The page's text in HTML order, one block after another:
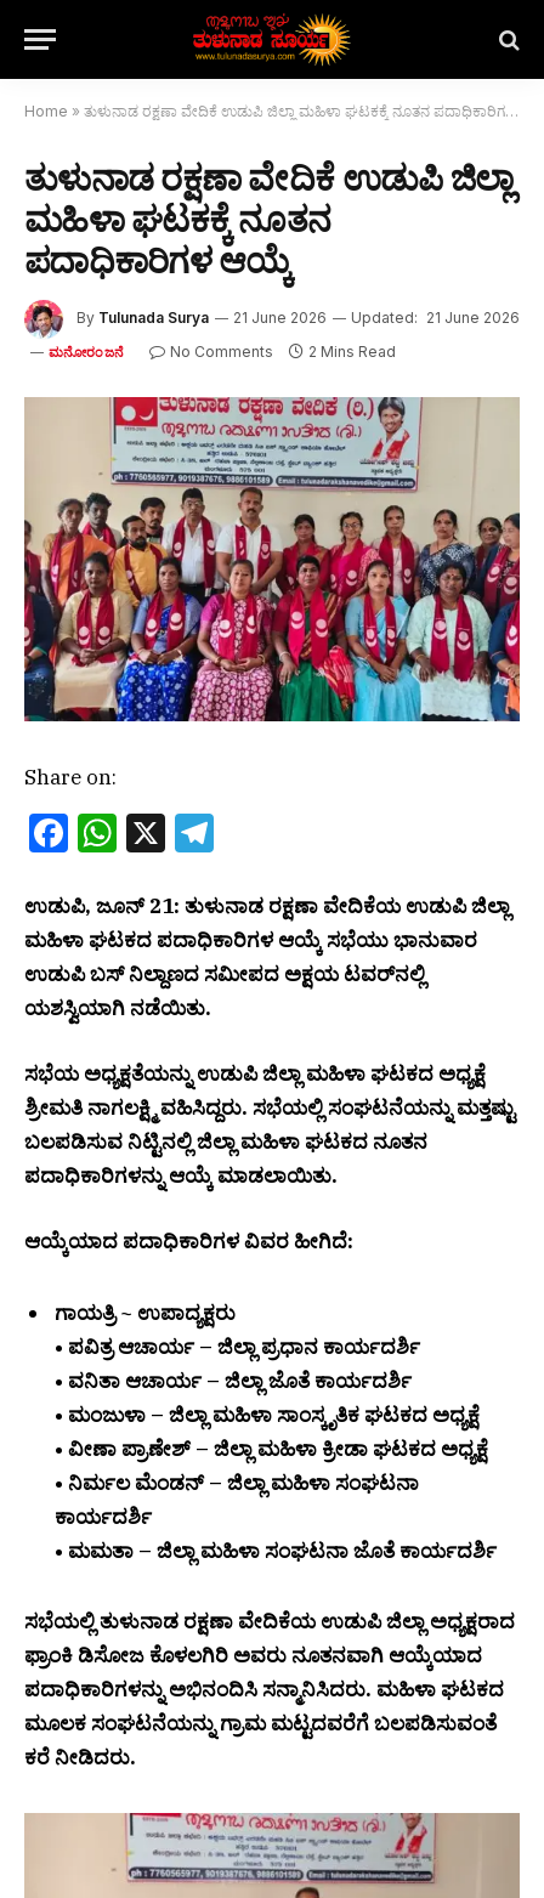
Home » ತುಳುನಾಡ ರಕ್ಷಣಾ ವೇದಿಕೆ ಉಡುಪಿ ಜಿಲ್ಲಾ ಮಹಿಳಾ ಘಟಕಕ್ಕೆ ನೂತನ ಪದಾಧಿಕಾರಿಗಳ ಆಯ್ಕೆ
ತುಳುನಾಡ ರಕ್ಷಣಾ ವೇದಿಕೆ ಉಡುಪಿ ಜಿಲ್ಲಾ
ಮಹಿಳಾ ಘಟಕಕ್ಕೆ ನೂತನ
ಪದಾಧಿಕಾರಿಗಳ ಆಯ್ಕೆ
By Tulunada Surya 21 June 2026 Updated: 21 June 2026
ಮನೋರಂಜನೆ No Comments 2 Mins Read
Share on:
Facebook
WhatsApp
X
ಉಡುಪಿ, ಜೂನ್ 21: ತುಳುನಾಡ ರಕ್ಷಣಾ ವೇದಿಕೆಯ ಉಡುಪಿ ಜಿಲ್ಲಾ
ಮಹಿಳಾ ಘಟಕದ ಪದಾಧಿಕಾರಿಗಳ ಆಯ್ಕೆ ಸಭೆಯು ಭಾನುವಾರ
ಉಡುಪಿ ಬಸ್ ನಿಲ್ದಾಣದ ಸಮೀಪದ ಅಕ್ಷಯ ಟವರ್‌ನಲ್ಲಿ
ಯಶಸ್ವಿಯಾಗಿ ನಡೆಯಿತು.
ಸಭೆಯ ಅಧ್ಯಕ್ಷತೆಯನ್ನು ಉಡುಪಿ ಜಿಲ್ಲಾ ಮಹಿಳಾ ಘಟಕದ ಅಧ್ಯಕ್ಷೆ
ಶ್ರೀಮತಿ ನಾಗಲಕ್ಷ್ಮಿ ವಹಿಸಿದ್ದರು. ಸಭೆಯಲ್ಲಿ ಸಂಘಟನೆಯನ್ನು ಮತ್ತಷ್ಟು
ಬಲಪಡಿಸುವ ನಿಟ್ಟಿನಲ್ಲಿ ಜಿಲ್ಲಾ ಮಹಿಳಾ ಘಟಕದ ನೂತನ
ಪದಾಧಿಕಾರಿಗಳನ್ನು ಆಯ್ಕೆ ಮಾಡಲಾಯಿತು.
ಆಯ್ಕೆಯಾದ ಪದಾಧಿಕಾರಿಗಳ ವಿವರ ಹೀಗಿದೆ:
ಗಾಯತ್ರಿ ~ ಉಪಾದ್ಯಕ್ಷರು
• ಪವಿತ್ರ ಆಚಾರ್ಯ – ಜಿಲ್ಲಾ ಪ್ರಧಾನ ಕಾರ್ಯದರ್ಶಿ
• ವನಿತಾ ಆಚಾರ್ಯ – ಜಿಲ್ಲಾ ಜೊತೆ ಕಾರ್ಯದರ್ಶಿ
• ಮಂಜುಳಾ – ಜಿಲ್ಲಾ ಮಹಿಳಾ ಸಾಂಸ್ಕೃತಿಕ ಘಟಕದ ಅಧ್ಯಕ್ಷೆ
• ವೀಣಾ ಪ್ರಾಣೇಶ್ – ಜಿಲ್ಲಾ ಮಹಿಳಾ ಕ್ರೀಡಾ ಘಟಕದ ಅಧ್ಯಕ್ಷೆ
• ನಿರ್ಮಲ ಮೆಂಡನ್ – ಜಿಲ್ಲಾ ಮಹಿಳಾ ಸಂಘಟನಾ
ಕಾರ್ಯದರ್ಶಿ
• ಮಮತಾ – ಜಿಲ್ಲಾ ಮಹಿಳಾ ಸಂಘಟನಾ ಜೊತೆ ಕಾರ್ಯದರ್ಶಿ
ಸಭೆಯಲ್ಲಿ ತುಳುನಾಡ ರಕ್ಷಣಾ ವೇದಿಕೆಯ ಉಡುಪಿ ಜಿಲ್ಲಾ ಅಧ್ಯಕ್ಷರಾದ
ಫ್ರಾಂಕಿ ಡಿಸೋಜ ಕೊಳಲಗಿರಿ ಅವರು ನೂತನವಾಗಿ ಆಯ್ಕೆಯಾದ
ಪದಾಧಿಕಾರಿಗಳನ್ನು ಅಭಿನಂದಿಸಿ ಸನ್ಮಾನಿಸಿದರು. ಮಹಿಳಾ ಘಟಕದ
ಮೂಲಕ ಸಂಘಟನೆಯನ್ನು ಗ್ರಾಮ ಮಟ್ಟದವರೆಗೆ ಬಲಪಡಿಸುವಂತೆ
ಕರೆ ನೀಡಿದರು.